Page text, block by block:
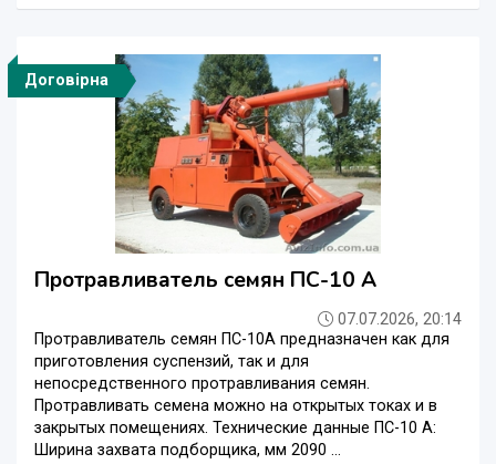
Договірна
Протравливатель семян ПС-10 А
07.07.2026, 20:14
Протравливатель семян ПС-10А предназначен как для
приготовления суспензий, так и для
непосредственного протравливания семян.
Протравливать семена можно на открытых токах и в
закрытых помещениях. Технические данные ПС-10 A:
Ширина захвата подборщика, мм 2090 ...